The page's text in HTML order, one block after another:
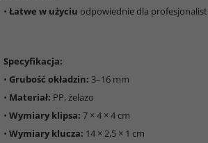
• Łatwe w użyciu odpowiednie dla
Specyfikacja:
• Grubość okładzin: 3–16 mm
• Materiał: PP, żelazo
• Wymiary klipsa: 7 × 4 × 4 cm
• Wymiary klucza: 14 × 2,5 × 1 cm